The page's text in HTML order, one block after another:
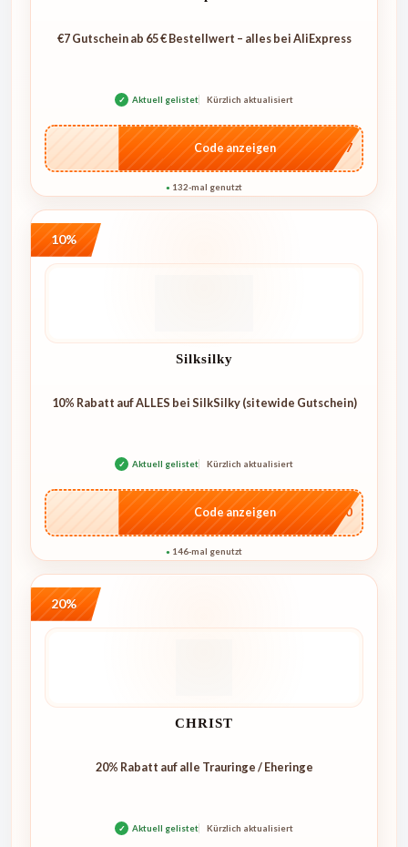
€7 Gutschein ab 65 € Bestellwert – alles bei AliExpress
✓ Aktuell gelistet Kürzlich aktualisiert
…E07
Code anzeigen
● 132-mal genutzt
10%
Silksilky
10% Rabatt auf ALLES bei SilkSilky (sitewide Gutschein)
✓ Aktuell gelistet Kürzlich aktualisiert
…NT10
Code anzeigen
● 146-mal genutzt
20%
CHRIST
20% Rabatt auf alle Trauringe / Eheringe
✓ Aktuell gelistet Kürzlich aktualisiert